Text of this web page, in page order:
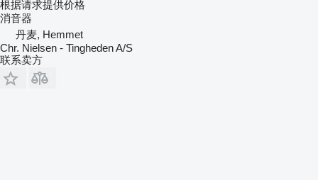
根据请求提供价格
消音器
丹麦, Hemmet
Chr. Nielsen - Tingheden A/S
联系卖方